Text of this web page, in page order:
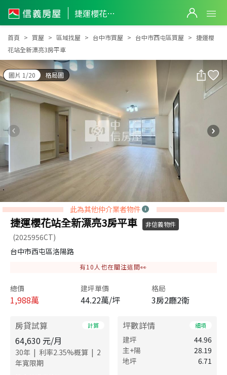
捷運櫻花站全新漂亮3房平車
捷運櫻花站全新漂亮3房平車
首頁 買屋 區域找屋 台中市買屋 台中市西屯區買屋
捷運櫻
花站全新漂亮3房平車
圖片 1/20 格局圖
此為其他仲介業者物件
捷運櫻花站全新漂亮3房平車 非信義物件
(2025956CT)
台中市西屯區洛陽路
有10 人也在關注這間👀
總價
1,988萬
建坪單價
44.22萬/坪
格局
3房2廳2衛
房貸試算 計算
64,630 元/月
30年 | 利率2.35%概算 | 2
年寬限期
坪數詳情 細項
建坪
44.96
主+陽
28.19
地坪
6.71